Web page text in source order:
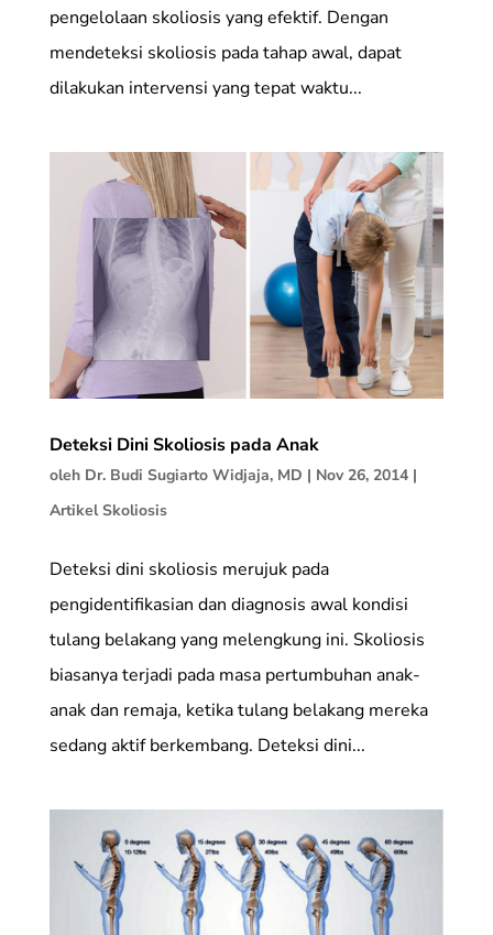
pengelolaan skoliosis yang efektif. Dengan
mendeteksi skoliosis pada tahap awal, dapat
dilakukan intervensi yang tepat waktu...
Deteksi Dini Skoliosis pada Anak
oleh Dr. Budi Sugiarto Widjaja, MD | Nov 26, 2014|
Artikel Skoliosis
Deteksi dini skoliosis merujuk pada
pengidentifikasian dan diagnosis awal kondisi
tulang belakang yang melengkung ini. Skoliosis
biasanya terjadi pada masa pertumbuhan anak-
anak dan remaja, ketika tulang belakang mereka
sedang aktif berkembang. Deteksi dini...